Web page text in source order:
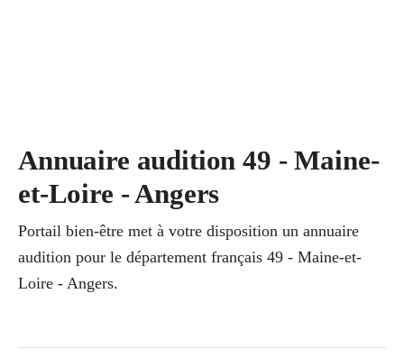
Annuaire audition 49 - Maine-
et-Loire - Angers
Portail bien-être met à votre disposition un annuaire
audition pour le département français 49 - Maine-et-
Loire - Angers.